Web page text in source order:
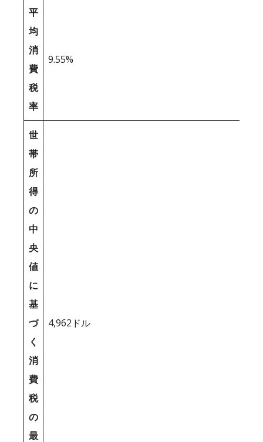
平
均
消
費
税
率
9.55%
世
帯
所
得
の
中
央
値
に
基
づ
く
消
費
税
の
最
4,962ドル